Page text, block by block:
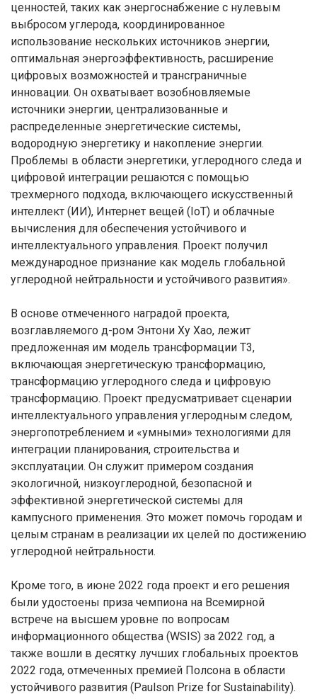
ценностей, таких как энергоснабжение с нулевым
выбросом углерода, координированное
использование нескольких источников энергии,
оптимальная энергоэффективность, расширение
цифровых возможностей и трансграничные
инновации. Он охватывает возобновляемые
источники энергии, централизованные и
распределенные энергетические системы,
водородную энергетику и накопление энергии.
Проблемы в области энергетики, углеродного следа и
цифровой интеграции решаются с помощью
трехмерного подхода, включающего искусственный
интеллект (ИИ), Интернет вещей (IoT) и облачные
вычисления для обеспечения устойчивого и
интеллектуального управления. Проект получил
международное признание как модель глобальной
углеродной нейтральности и устойчивого развития».
В основе отмеченного наградой проекта,
возглавляемого д-ром Энтони Ху Хао, лежит
предложенная им модель трансформации T3,
включающая энергетическую трансформацию,
трансформацию углеродного следа и цифровую
трансформацию. Проект предусматривает сценарии
интеллектуального управления углеродным следом,
энергопотреблением и «умными» технологиями для
интеграции планирования, строительства и
эксплуатации. Он служит примером создания
экологичной, низкоуглеродной, безопасной и
эффективной энергетической системы для
кампусного применения. Это может помочь городам и
целым странам в реализации их целей по достижению
углеродной нейтральности.
Кроме того, в июне 2022 года проект и его решения
были удостоены приза чемпиона на Всемирной
встрече на высшем уровне по вопросам
информационного общества (WSIS) за 2022 год, а
также вошли в десятку лучших глобальных проектов
2022 года, отмеченных премией Полсона в области
устойчивого развития (Paulson Prize for Sustainability).